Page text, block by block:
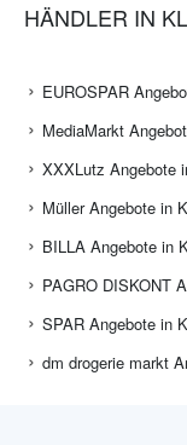
HÄNDLER IN
EUROSPAR
MediaMarkt
XXXLutz Angebote
Müller Angebote in
BILLA Angebote in
PAGRO DISKONT
SPAR Angebote in
dm drogerie markt